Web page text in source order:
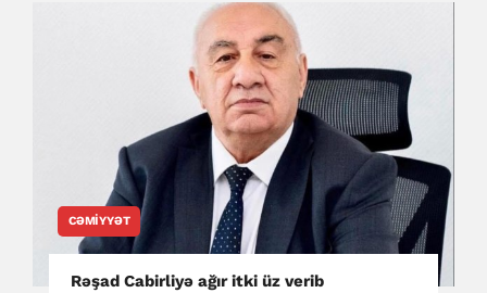
CƏMIYYƏT
Rəşad Cabirliyə ağır itki üz verib